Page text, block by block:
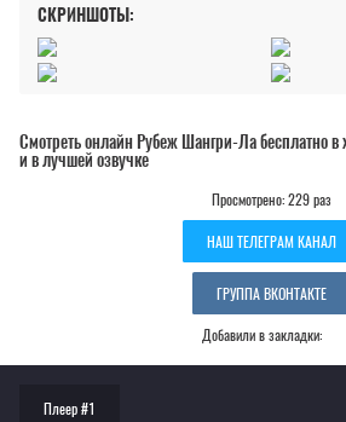
СКРИНШОТЫ:
Смотреть онлайн Рубеж Шангри-Ла бесплатно в
и в лучшей озвучке
Просмотрено: 229 раз
НАШ ТЕЛЕГРАМ КАНАЛ
ГРУППА ВКОНТАКТЕ
Добавили в закладки:
Плеер #1